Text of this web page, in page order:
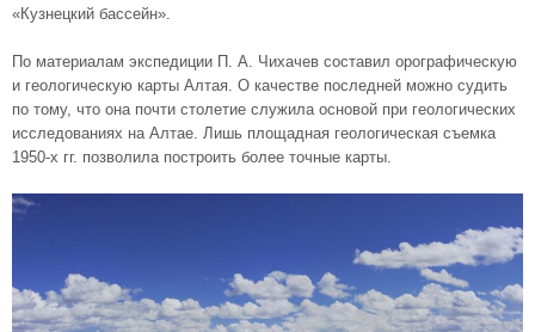
«Кузнецкий бассейн».
По материалам экспедиции П. А. Чихачев составил орографическую
и геологическую карты Алтая. О качестве последней можно судить
по тому, что она почти столетие служила основой при геологических
исследованиях на Алтае. Лишь площадная геологическая съемка
1950-х гг. позволила построить более точные карты.